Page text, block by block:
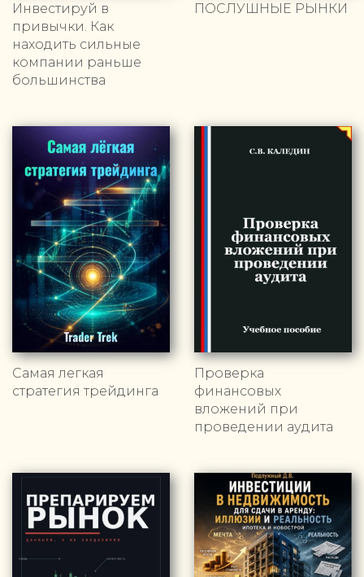
Инвестируй в
привычки. Как
находить сильные
компании раньше
большинства
ПОСЛУШНЫЕ РЫНКИ
Самая легкая
стратегия трейдинга
Проверка
финансовых
вложений при
проведении аудита